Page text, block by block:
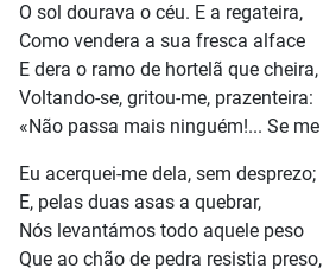
O sol dourava o céu. E a regateira,
Como vendera a sua fresca alface
E dera o ramo de hortelã que cheira,
Voltando-se, gritou-me, prazenteira:
«Não passa mais ninguém!... Se
Eu acerquei-me dela, sem desprezo;
E, pelas duas asas a quebrar,
Nós levantámos todo aquele peso
Que ao chão de pedra resistia preso,